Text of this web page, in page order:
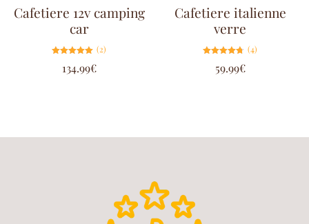
Cafetiere 12v camping
car
5.00
sur 5
(2)
134.99€
Cafetiere italienne
verre
4.75
sur 5
(4)
59.99€